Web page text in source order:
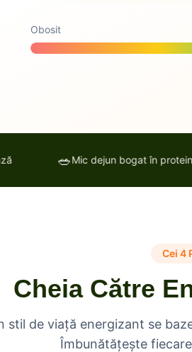
Obosit
Mic dejun bogat în proteine
Cei 4
Cheia Către
stil de viață energizant se
Îmbunătățește